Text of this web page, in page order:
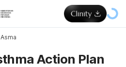
Asma
Action Plan